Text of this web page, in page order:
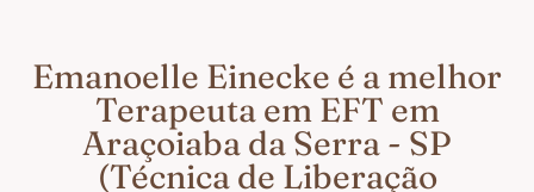
Emanoelle Einecke é a melhor
Terapeuta em EFT em
Araçoiaba da Serra - SP
(Técnica de Liberação